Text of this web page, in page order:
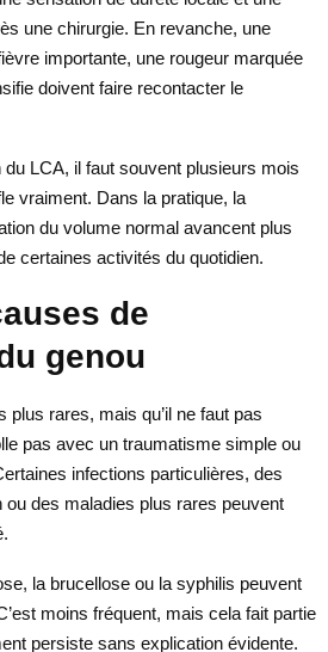
une chirurgie. En revanche, une
importante, une rougeur marquée
doivent faire recontacter le
LCA, il faut souvent plusieurs mois
vraiment. Dans la pratique, la
du volume normal avancent plus
certaines activités du quotidien.
de
genou
rares, mais qu’il ne faut pas
pas avec un traumatisme simple ou
infections particulières, des
ou des maladies plus rares peuvent
la brucellose ou la syphilis peuvent
moins fréquent, mais cela fait partie
persiste sans explication évidente.